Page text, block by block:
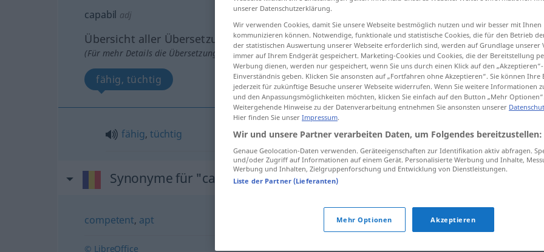
capabil adj
Übersicht aller Übersetzungen
(Für mehr Details die Übersetzung anklicken/antippen)
fähig, tüchtig
fähig, tüchtig capabil
Synonyme für "capabil"
competent, apt
© LibreOffice
unserer Datenschutzerklärung.
Wir verwenden Cookies, damit Sie unsere Webseite bestmöglich nutzen und wir besser mit Ihnen
kommunizieren können. Notwendige, funktionale und statistische Cookies, die für den Betrieb
der statistischen Auswertung unserer Webseite erforderlich sind, werden auf Grundlage unserer
immer auf Ihrem Endgerät gespeichert. Marketing-Cookies und Cookies, die der Bereitstellung
Werbung dienen, werden nur gespeichert, wenn Sie uns durch einen Klick auf den
Einverständnis geben. Klicken Sie ansonsten auf „Fortfahren ohne Akzeptieren“. Sie können
jederzeit für zukünftige Besuche unserer Webseite widerrufen. Wenn Sie weitere Informationen
und den Anpassungsmöglichkeiten möchten, klicken Sie einfach auf den Button „Mehr
Weitergehende Hinweise zu der Datenverarbeitung entnehmen Sie ansonsten unserer
Hier finden Sie unser Impressum.
Wir und unsere Partner verarbeiten Daten, um Folgendes bereitzustellen:
Genaue Geolocation-Daten verwenden. Geräteeigenschaften zur Identifikation aktiv abfragen.
und/oder Zugriff auf Informationen auf einem Gerät. Personalisierte Werbung und Inhalte,
Werbung und Inhalten, Zielgruppenforschung und Entwicklung von Dienstleistungen.
Liste der Partner (Lieferanten)
Mehr Optionen Akzeptieren